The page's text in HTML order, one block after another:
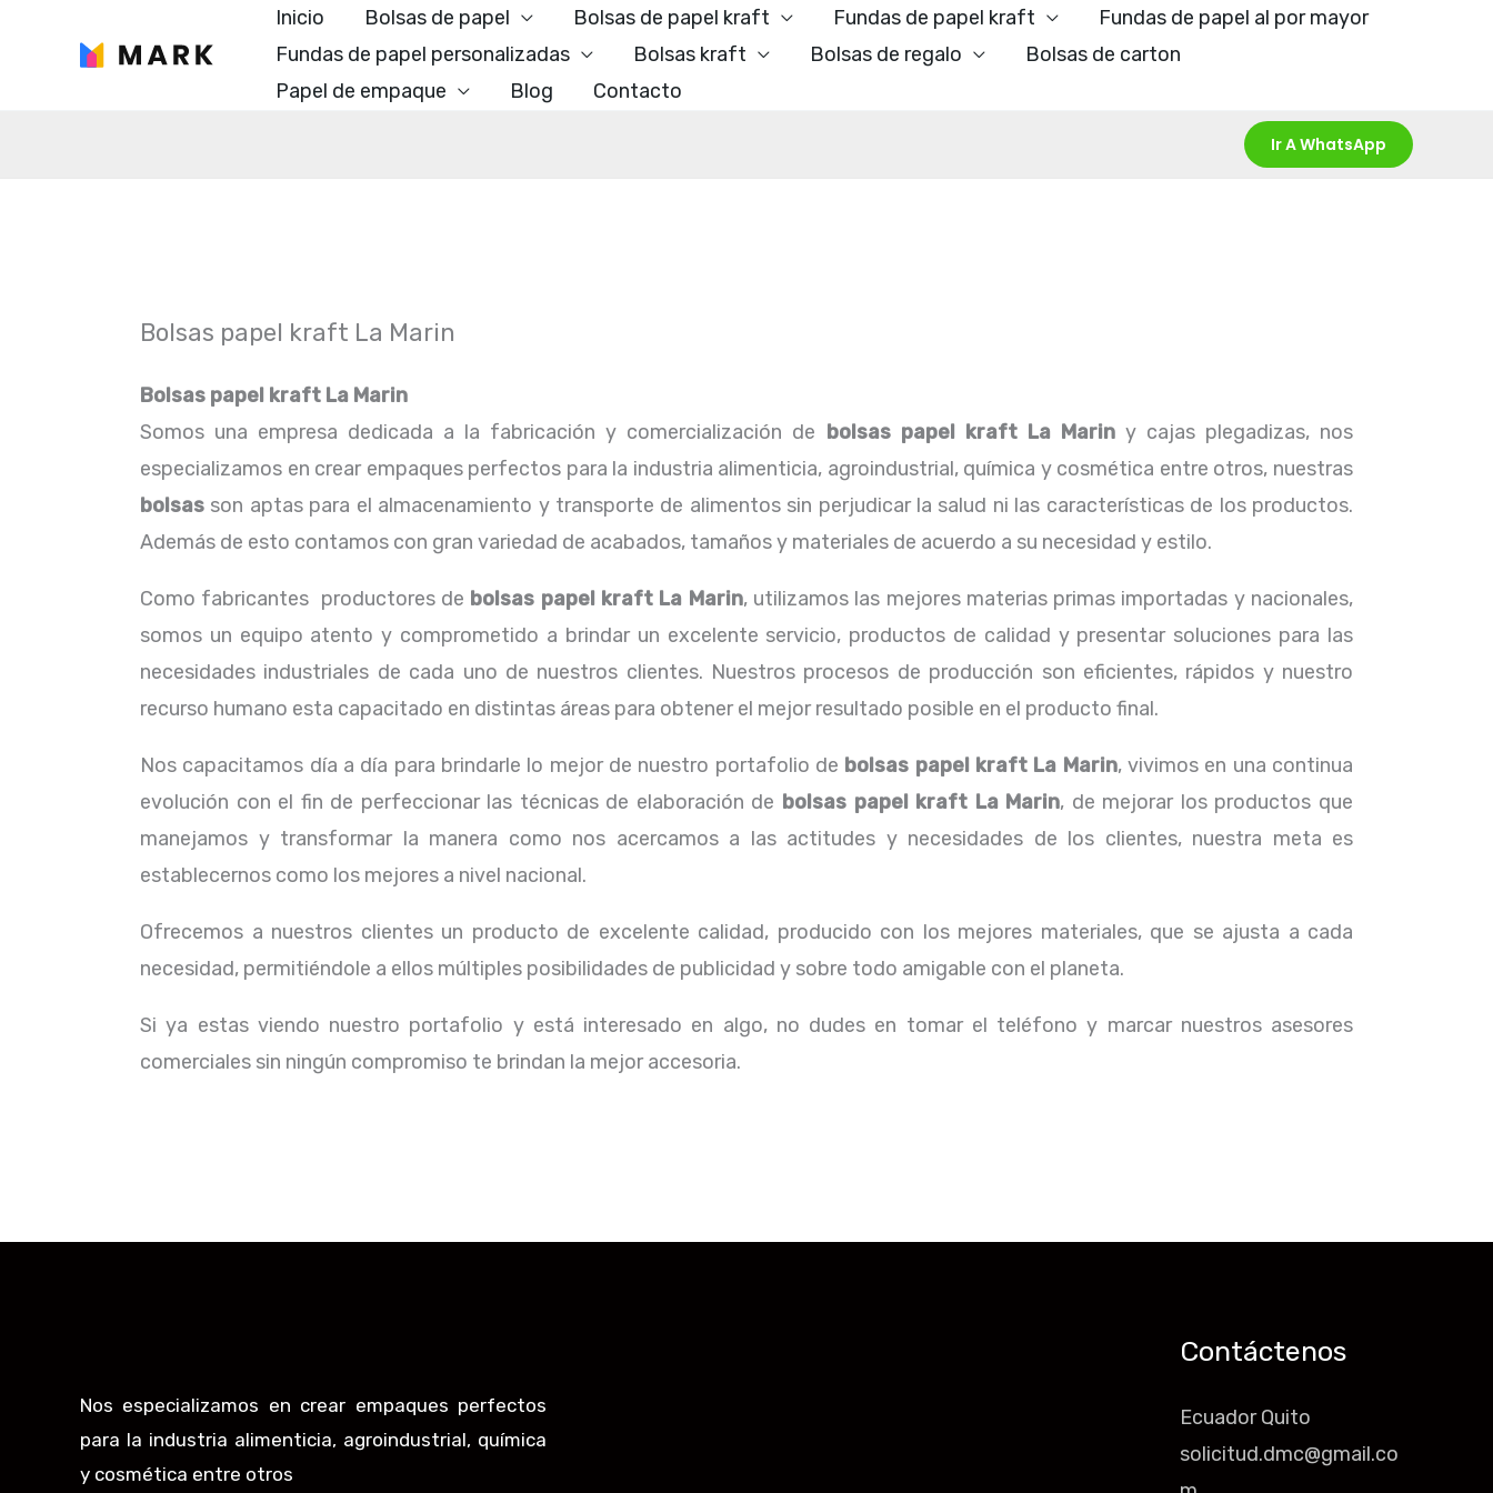
Inicio Bolsas de papel Bolsas de papel kraft Fundas de papel kraft
Fundas de papel al por mayor
Fundas de papel personalizadas
Bolsas kraft Bolsas de regalo
Bolsas de carton
Papel de empaque
Blog Contacto
Ir A WhatsApp
Bolsas papel kraft La Marin
Bolsas papel kraft La Marin
Somos una empresa dedicada a la fabricación y comercialización de bolsas papel kraft La Mariny cajas plegadizas, nos
especializamos en crear empaques perfectos para la industria alimenticia, agroindustrial, química y cosmética entre otros, nuestras
bolsas son aptas para el almacenamiento y transporte de alimentos sin perjudicar la salud ni las características de los productos.
Además de esto contamos con gran variedad de acabados, tamaños y materiales de acuerdo a su necesidad y estilo.
Como fabricantes productores de bolsas papel kraft La Marin, utilizamos las mejores materias primas importadas y nacionales,
somos un equipo atento y comprometido a brindar un excelente servicio, productos de calidad y presentar soluciones para las
necesidades industriales de cada uno de nuestros clientes. Nuestros procesos de producción son eficientes, rápidos y nuestro
recurso humano esta capacitado en distintas áreas para obtener el mejor resultado posible en el producto final.
Nos capacitamos día a día para brindarle lo mejor de nuestro portafolio de bolsas papel kraft La Marin, vivimos en una continua
evolución con el fin de perfeccionar las técnicas de elaboración de bolsas papel kraft La Marin, de mejorar los productos que
manejamos y transformar la manera como nos acercamos a las actitudes y necesidades de los clientes, nuestra meta es
establecernos como los mejores a nivel nacional.
Ofrecemos a nuestros clientes un producto de excelente calidad, producido con los mejores materiales, que se ajusta a cada
necesidad, permitiéndole a ellos múltiples posibilidades de publicidad y sobre todo amigable con el planeta.
Si ya estas viendo nuestro portafolio y está interesado en algo, no dudes en tomar el teléfono y marcar nuestros asesores
comerciales sin ningún compromiso te brindan la mejor accesoria.
Nos especializamos en crear empaques perfectos
para la industria alimenticia, agroindustrial, química
y cosmética entre otros
Contáctenos
Ecuador Quito
solicitud.dmc@gmail.co